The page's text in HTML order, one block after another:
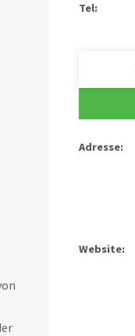
Tel:
Adresse:
Website: